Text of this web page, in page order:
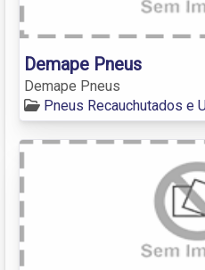
Demape Pneus
Demape Pneus
Pneus Recauchutados e